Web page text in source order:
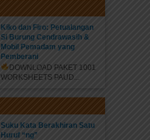
Kiko dan Firo: Petualangan
Si Burung Cendrawasih &
Mobil Pemadam yang
Pemberani
DOWNLOAD PAKET 1001
WORKSHEETS PAUD...
Suku Kata Berakhiran Satu
Huruf “ng”